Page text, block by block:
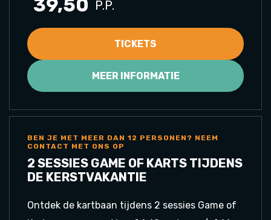
39,50 P.P.
TICKETS
MEER INFORMATIE
BEN JE MET MEER DAN 12 PERSONEN? NEEM
CONTACT MET ONS OP
2 SESSIES GAME OF KARTS TIJDENS
DE KERSTVAKANTIE
Ontdek de kartbaan tijdens 2 sessies Game of